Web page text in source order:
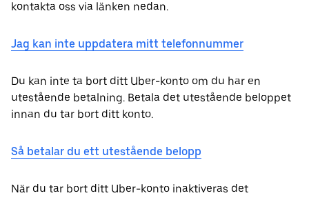
kontakta oss via länken nedan.
Jag kan inte uppdatera mitt telefonnummer
Du kan inte ta bort ditt Uber-konto om du har en
utestående betalning. Betala det utestående beloppet
innan du tar bort ditt konto.
Så betalar du ett utestående belopp
När du tar bort ditt Uber-konto inaktiveras det